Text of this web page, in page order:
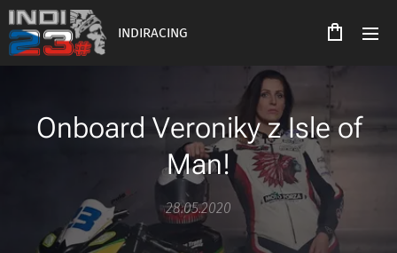
INDIRACING
Onboard Veroniky z Isle of
Man!
28.05.2020